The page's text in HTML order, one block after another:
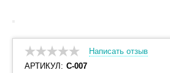
Написать отзыв
АРТИКУЛ: С-007